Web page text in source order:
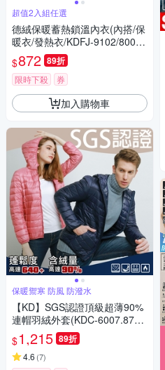
超值2入組任選
德絨保暖蓄熱鎖溫內衣(內搭/保
暖衣/發熱衣/KDFJ-9102/8002)
【KD】-超值2入組
$872 89折
限時下殺 券
加入購物車
保暖禦寒 防風 防潑水
【KD】SGS認證頂級超薄90%
連帽羽絨外套(KDC-6007.870
3)(禦寒/防潑水/換季)
$1,215 89折
4.6 (7)